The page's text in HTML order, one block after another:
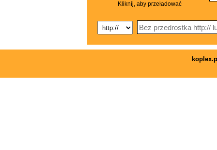
Kliknij, aby przeładować